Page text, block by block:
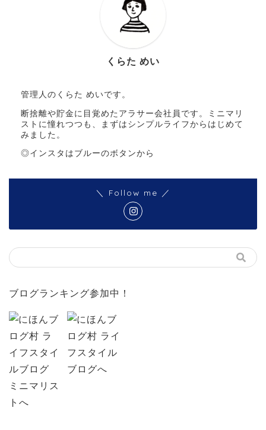
くらた めい
管理人のくらた めいです。
断捨離や貯金に目覚めたアラサー会社員です。ミニマリ
ストに憧れつつも、まずはシンプルライフからはじめて
みました。
◎インスタはブルーのボタンから
＼ Follow me ／
ブログランキング参加中！